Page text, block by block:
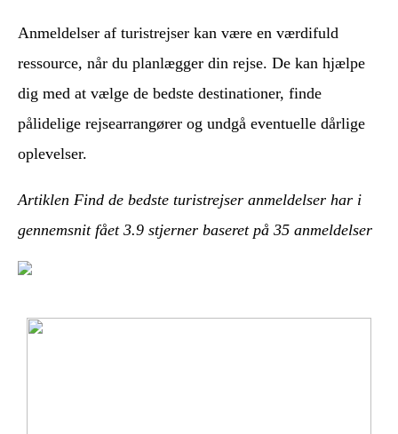
Anmeldelser af turistrejser kan være en værdifuld
ressource, når du planlægger din rejse. De kan hjælpe
dig med at vælge de bedste destinationer, finde
pålidelige rejsearrangører og undgå eventuelle dårlige
oplevelser.
Artiklen Find de bedste turistrejser anmeldelser har i
gennemsnit fået 3.9 stjerner baseret på 35 anmeldelser